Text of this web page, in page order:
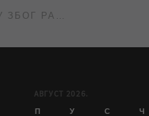
У НЕДЕЉУ МАЊИ ПРОБЛЕМИ У ВОДОСНАБДЕВАЊУ ЗБОГ РАДОВА ЕЛЕКТРОДИСТРИБУЦИЈЕ
АВГУСТ 2026.
П У С Ч